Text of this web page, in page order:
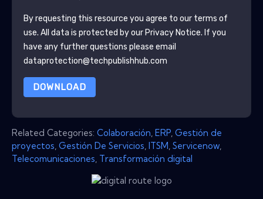
By requesting this resource you agree to our terms of
use. All data is protected by our Privacy Notice. If you
have any further questions please email
dataprotection@techpublishhub.com
DOWNLOAD
Related Categories: Colaboración ERP Gestión de
proyectos Gestión De Servicios ITSM Servicenow
Telecomunicaciones Transformación digital